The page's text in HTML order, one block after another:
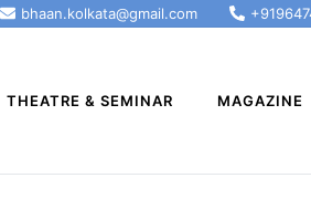
bhaan.kolkata@gmail.com
THEATRE & SEMINAR MAGAZINE